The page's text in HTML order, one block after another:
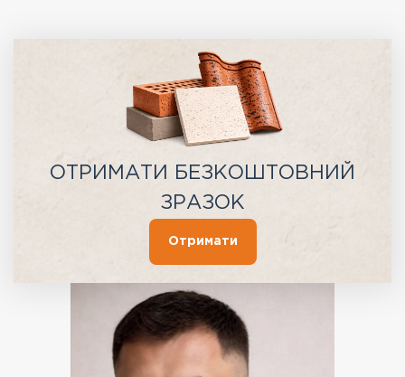
ОТРИМАТИ БЕЗКОШТОВНИЙ
ЗРАЗОК
Отримати